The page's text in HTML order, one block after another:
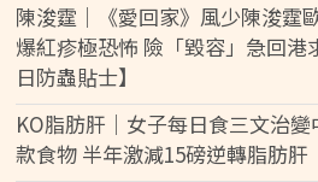
陳浚霆｜《愛回家》風少陳浚霆
爆紅疹極恐怖 險「毀容」急回港
日防蟲貼士】
KO脂肪肝｜女子每日食三文治
款食物 半年激減15磅逆轉脂肪肝